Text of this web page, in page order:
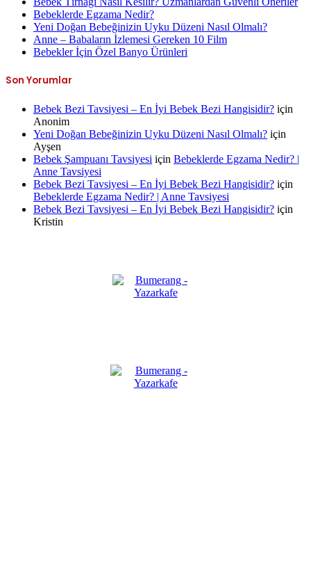
Bebeklerde Egzama Nedir?
Yeni Doğan Bebeğinizin Uyku Düzeni Nasıl Olmalı?
Anne – Babaların İzlemesi Gereken 10 Film
Bebekler İçin Özel Banyo Ürünleri
Son Yorumlar
Bebek Bezi Tavsiyesi – En İyi Bebek Bezi Hangisidir? için
Anonim
Yeni Doğan Bebeğinizin Uyku Düzeni Nasıl Olmalı? için
Ayşen
Bebek Şampuanı Tavsiyesi için Bebeklerde Egzama Nedir? |
Anne Tavsiyesi
Bebek Bezi Tavsiyesi – En İyi Bebek Bezi Hangisidir? için
Bebeklerde Egzama Nedir? | Anne Tavsiyesi
Bebek Bezi Tavsiyesi – En İyi Bebek Bezi Hangisidir? için
Kristin